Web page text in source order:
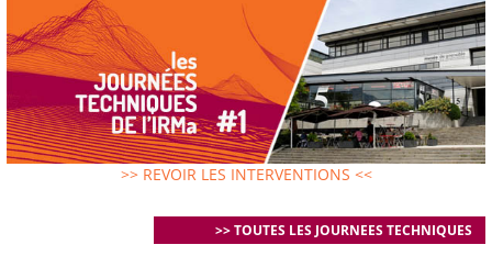
>> REVOIR LES INTERVENTIONS <<
>> TOUTES LES JOURNEES TECHNIQUES